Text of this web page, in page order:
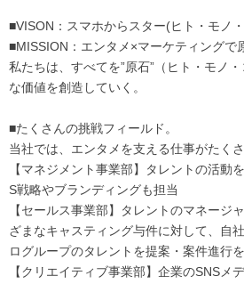
■VISON：スマホからスター(ヒト・モノ
■MISSION：エンタメ×マーケティングで
私たちは、すべてを”原石”（ヒト・モノ
な価値を創造していく。
■たくさんの挑戦フィールド。
当社では、エンタメを支える仕事がたくさ
【マネジメント事業部】タレントの活動
S戦略やブランディングも担当
【セールス事業部】タレントのマネージ
ざまなキャスティング与件に対して、自
ログループのタレントを提案・案件進行
【クリエイティブ事業部】企業のSNSメ